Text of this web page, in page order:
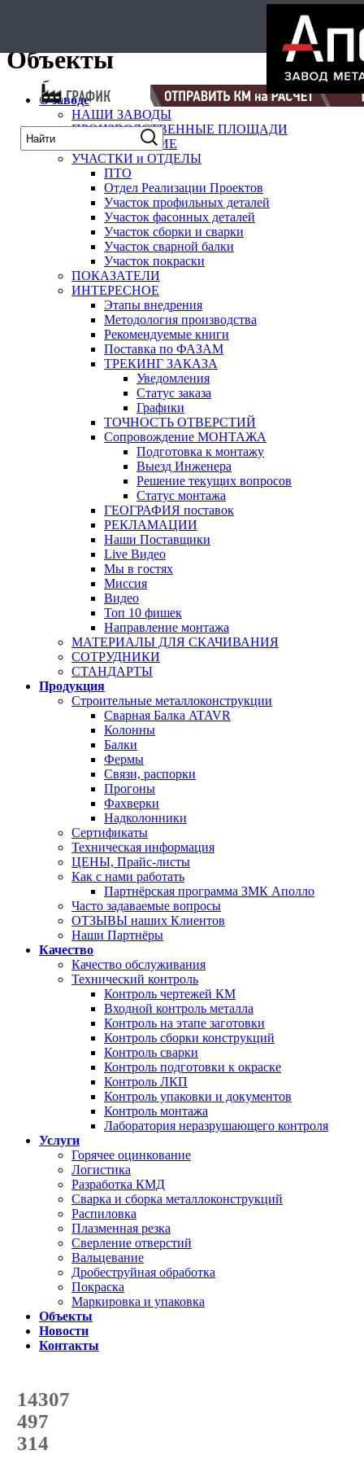
Объекты
О заводе
НАШИ ЗАВОДЫ
ПРОИЗВОДСТВЕННЫЕ ПЛОЩАДИ
ОБОРУДОВАНИЕ
УЧАСТКИ и ОТДЕЛЫ
ПТО
Отдел Реализации Проектов
Участок профильных деталей
Участок фасонных деталей
Участок сборки и сварки
Участок сварной балки
Участок покраски
ПОКАЗАТЕЛИ
ИНТЕРЕСНОЕ
Этапы внедрения
Методология производства
Рекомендуемые книги
Поставка по ФАЗАМ
ТРЕКИНГ ЗАКАЗА
Уведомления
Статус заказа
Графики
ТОЧНОСТЬ ОТВЕРСТИЙ
Сопровождение МОНТАЖА
Подготовка к монтажу
Выезд Инженера
Решение текущих вопросов
Статус монтажа
ГЕОГРАФИЯ поставок
РЕКЛАМАЦИИ
Наши Поставщики
Live Видео
Мы в гостях
Миссия
Видео
Топ 10 фишек
Направление монтажа
МАТЕРИАЛЫ ДЛЯ СКАЧИВАНИЯ
СОТРУДНИКИ
СТАНДАРТЫ
Продукция
Строительные металлоконструкции
Сварная Балка ATAVR
Колонны
Балки
Фермы
Связи, распорки
Прогоны
Фахверки
Надколонники
Сертификаты
Техническая информация
ЦЕНЫ, Прайс-листы
Как с нами работать
Партнёрская программа ЗМК Аполло
Часто задаваемые вопросы
ОТЗЫВЫ наших Клиентов
Наши Партнёры
Качество
Качество обслуживания
Технический контроль
Контроль чертежей КМ
Входной контроль металла
Контроль на этапе заготовки
Контроль сборки конструкций
Контроль сварки
Контроль подготовки к окраске
Контроль ЛКП
Контроль упаковки и документов
Контроль монтажа
Лаборатория неразрушающего контроля
Услуги
Горячее оцинкование
Логистика
Разработка КМД
Сварка и сборка металлоконструкций
Распиловка
Плазменная резка
Сверление отверстий
Вальцевание
Дробеструйная обработка
Покраска
Маркировка и упаковка
Объекты
Новости
Контакты
14307
с начала года
497
с начала месяца
314
с начала недели